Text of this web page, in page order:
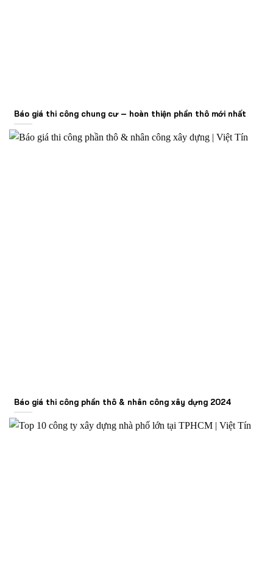
Báo giá thi công chung cư – hoàn thiện phần thô mới nhất
Báo giá thi công phần thô & nhân công xây dựng 2024